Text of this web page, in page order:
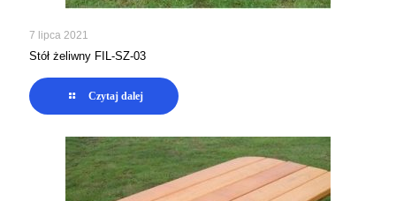
7 lipca 2021
Stół żeliwny FIL-SZ-03
Czytaj dalej